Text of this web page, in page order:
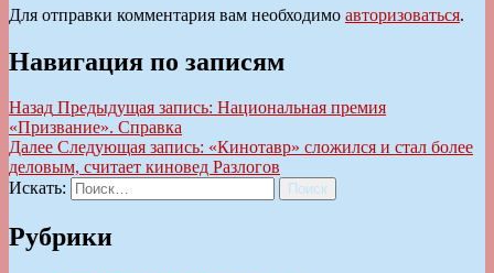
Для отправки комментария вам необходимо авторизоваться.
Навигация по записям
Назад Предыдущая запись: Национальная премия
«Призвание». Справка
Далее Следующая запись: «Кинотавр» сложился и стал более
деловым, считает киновед Разлогов
Искать:
Поиск
Рубрики